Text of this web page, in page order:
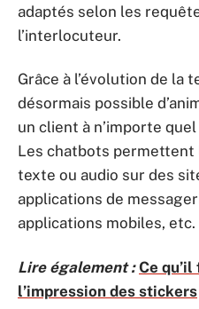
adaptés selon les
l’interlocuteur.
Grâce à l’évolution de la
désormais possible
un client à n’importe
Les chatbots permettent
texte ou audio sur des
applications de
applications mobiles, etc.
Lire également : Ce
l’impression des stickers